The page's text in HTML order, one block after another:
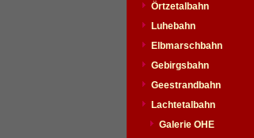
Örtzetalbahn
Luhebahn
Elbmarschbahn
Gebirgsbahn
Geestrandbahn
Lachtetalbahn
Galerie OHE